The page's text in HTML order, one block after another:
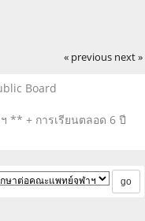
« previous next »
Board
** + การเรียนตลอด 6 ปี